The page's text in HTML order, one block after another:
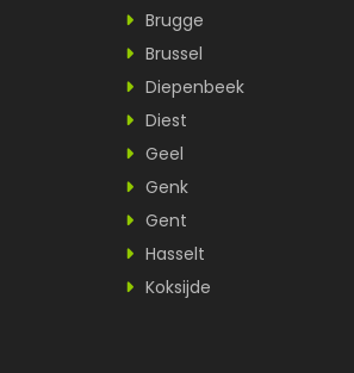
Brugge
Brussel
Diepenbeek
Diest
Geel
Genk
Gent
Hasselt
Koksijde